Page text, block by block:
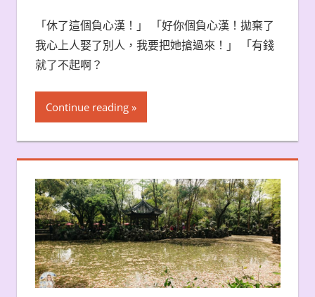
「休了這個負心漢！」 「好你個負心漢！拋棄了
我心上人娶了別人，我要把她搶過來！」 「有錢
就了不起啊？
Continue reading